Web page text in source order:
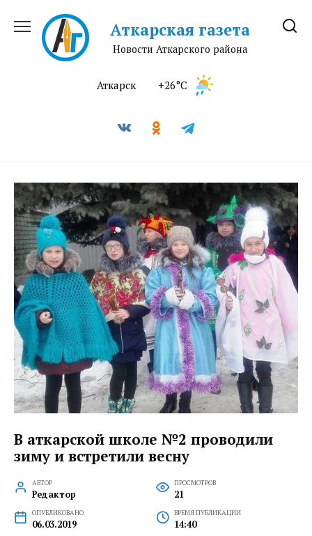
содержанию
Аткарская газета
Новости Аткарского района
Аткарск +26°C
В аткарской школе №2 проводили
зиму и встретили весну
АВТОР
Редактор
ПРОСМОТРОВ
21
ОПУБЛИКОВАНО
06.03.2019
ВРЕМЯ ПУБЛИКАЦИИ
14:40